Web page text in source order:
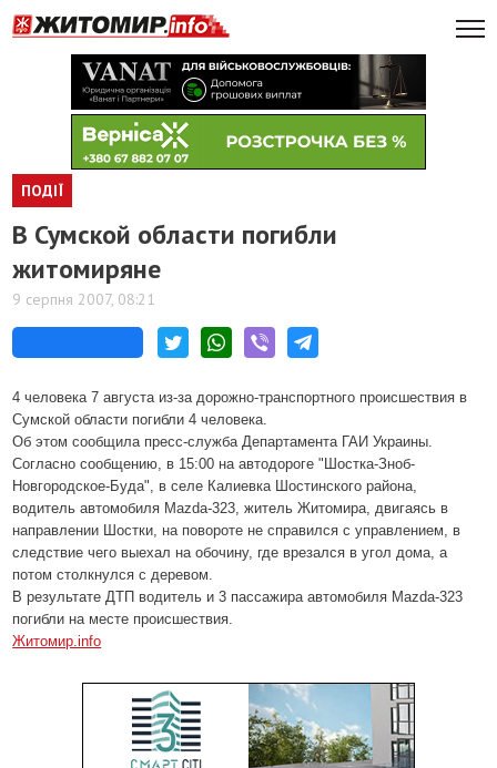
ПОДІЇ
В Сумской области погибли
житомиряне
9 серпня 2007, 08:21
4 человека 7 августа из-за дорожно-транспортного происшествия в
Сумской области погибли 4 человека.
Об этом сообщила пресс-служба Департамента ГАИ Украины.
Согласно сообщению, в 15:00 на автодороге "Шостка-Зноб-
Новгородское-Буда", в селе Калиевка Шостинского района,
водитель автомобиля Mazda-323, житель Житомира, двигаясь в
направлении Шостки, на повороте не справился с управлением, в
следствие чего выехал на обочину, где врезался в угол дома, а
потом столкнулся с деревом.
В результате ДТП водитель и 3 пассажира автомобиля Mazda-323
погибли на месте происшествия.
Житомир.info